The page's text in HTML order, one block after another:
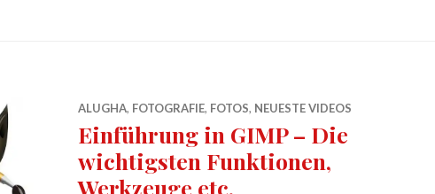
ALUGHA, FOTOGRAFIE, FOTOS, NEUESTE VIDEOS
Einführung in GIMP – Die
wichtigsten Funktionen,
Werkzeuge etc.